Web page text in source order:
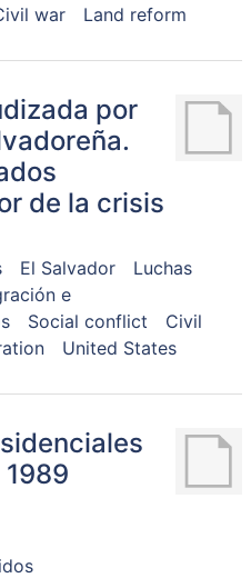
war Land reform
por
de la crisis
El Salvador
Luchas
e
Social conflict
Civil
United States